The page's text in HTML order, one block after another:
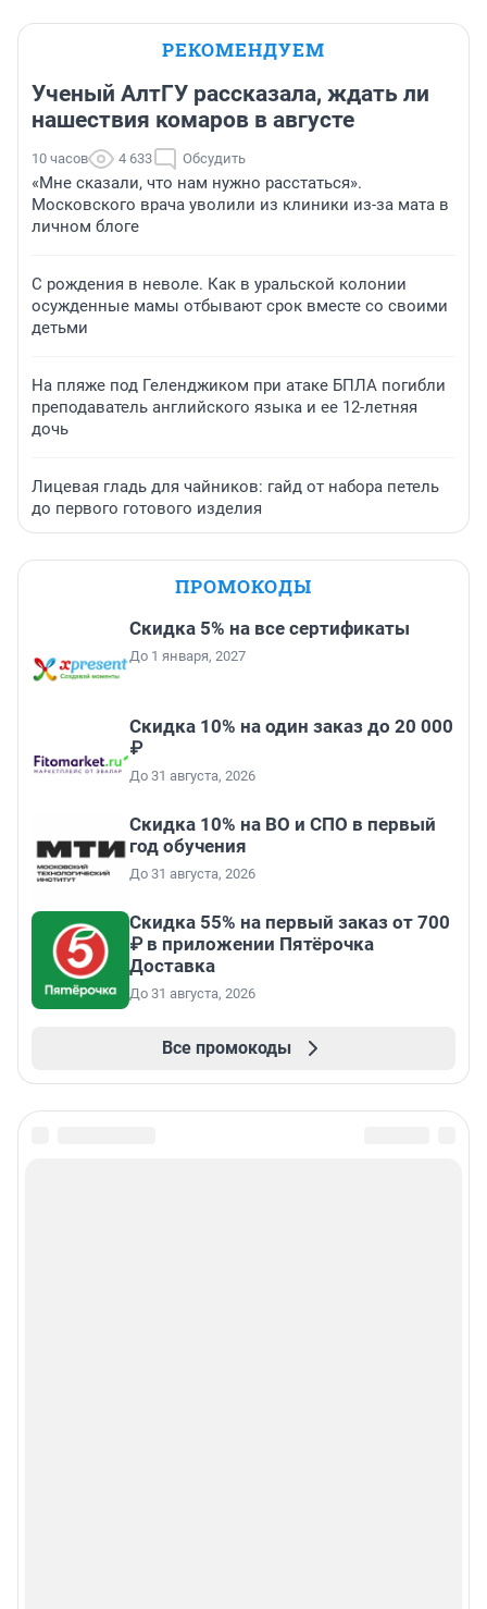
РЕКОМЕНДУЕМ
Ученый АлтГУ рассказала, ждать ли
нашествия комаров в августе
10 часов 4 633 Обсудить
«Мне сказали, что нам нужно расстаться».
Московского врача уволили из клиники из-за мата в
личном блоге
С рождения в неволе. Как в уральской колонии
осужденные мамы отбывают срок вместе со своими
детьми
На пляже под Геленджиком при атаке БПЛА погибли
преподаватель английского языка и ее 12-летняя
дочь
Лицевая гладь для чайников: гайд от набора петель
до первого готового изделия
ПРОМОКОДЫ
Скидка 5% на все сертификаты
До 1 января, 2027
Скидка 10% на один заказ до 20 000
₽
До 31 августа, 2026
Скидка 10% на ВО и СПО в первый
год обучения
До 31 августа, 2026
Скидка 55% на первый заказ от 700
₽ в приложении Пятёрочка
Доставка
До 31 августа, 2026
Все промокоды